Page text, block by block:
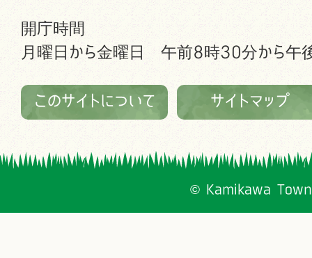
開庁時間
月曜日から金曜日 午前8時30分から午
このサイトについて サイトマップ
© Kamikawa Town